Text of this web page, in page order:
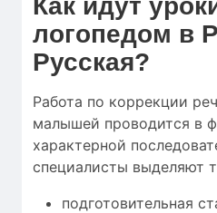
логопедом в
Русская?
Работа по коррекции
малышей проводится в
характерной
специалисты выделяют
подготовительная